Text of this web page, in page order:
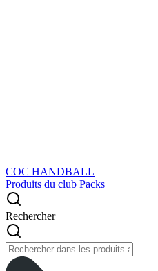
COC HANDBALL
Produits du club Packs
Rechercher